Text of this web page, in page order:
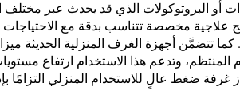
أو البروتوكولات الذي قد يحدث عبر
علاجية مخصصة تتناسب بدقة مع الاحتياجات
أجهزة الغرف المنزلية الحديثة
وتدعم هذا الاستخدام ارتفاع
غرفة ضغط عالٍ للاستخدام المنزلي